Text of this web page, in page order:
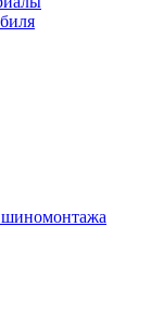
шиномонтажа